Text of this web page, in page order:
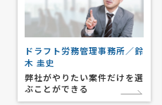
ドラフト労務管理事務所／鈴
木 圭史
弊社がやりたい案件だけを選
ぶことができる